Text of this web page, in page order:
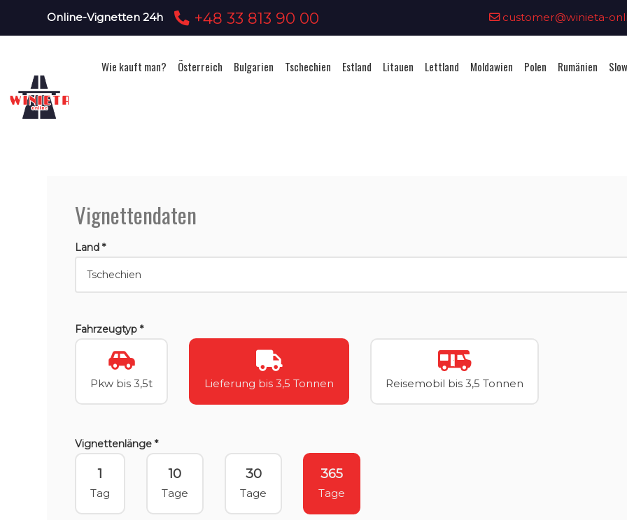
Online-Vignetten 24h +48 33 813 90 00 customer@winieta-
Wie kauft man? Österreich Bulgarien Tschechien Estland Litauen Lettland Moldawien Polen Rumänien
Vignettendaten
Land *
Fahrzeugtyp *
Pkw bis 3,5t Lieferung bis 3,5 Tonnen Reisemobil bis 3,5 Tonnen
Vignettenlänge *
1
Tag
10
Tage
30
Tage
365
Tage